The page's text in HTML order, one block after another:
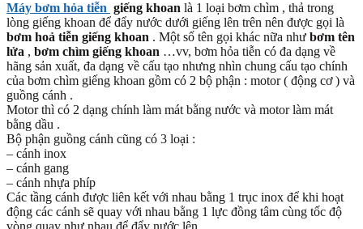
Máy bơm hỏa tiễn giếng khoan là 1 loại bơm chìm , thả trong
lòng giếng khoan để đẩy nước dưới giếng lên trên nên được gọi là
bơm hoả tiễn giếng khoan . Một số tên gọi khác nữa như bơm tên
lửa , bơm chìm giếng khoan …vv, bơm hỏa tiễn có đa dạng về
hãng sản xuất, đa dạng về cấu tạo nhưng nhìn chung cấu tạo chính
của bơm chìm giếng khoan gồm có 2 bộ phận : motor ( động cơ ) và
guồng cánh .
Motor thì có 2 dạng chính làm mát bằng nước và motor làm mát
bằng dầu .
Bộ phận guồng cánh cũng có 3 loại :
– cánh inox
– cánh gang
– cánh nhựa phíp
Các tầng cánh được liên kết với nhau bằng 1 trục inox để khi hoạt
động các cánh sẽ quay với nhau bằng 1 lực đồng tâm cùng tốc độ